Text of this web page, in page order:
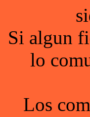
Si algun
lo
Los